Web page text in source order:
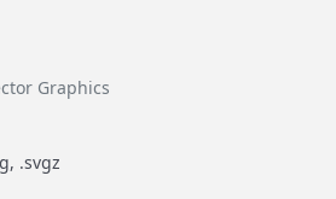
Graphics
.svgz